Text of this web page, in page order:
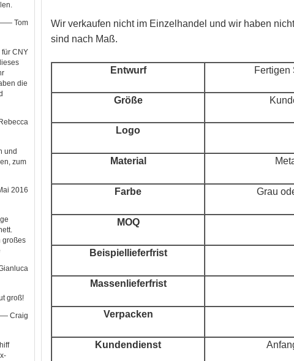
Tom
für CNY
die
und
zum
2016
großes
groß!
Craig
Wir verkaufen nicht im Einzelhandel und wir haben
sind nach Maß.
Entwurf Fertigen
Größe
Logo
Material
Farbe Grau
MOQ
Beispiellieferfrist
Massenlieferfrist
Verpacken
Kundendienst